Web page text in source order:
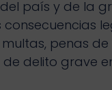
país y de la
consecuencias
penas de
delito grave